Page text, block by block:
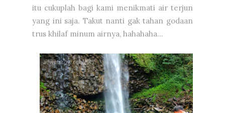
itu cukuplah bagi kami menikmati air terjun
yang ini saja. Takut nanti gak tahan godaan
trus khilaf minum airnya, hahahaha...